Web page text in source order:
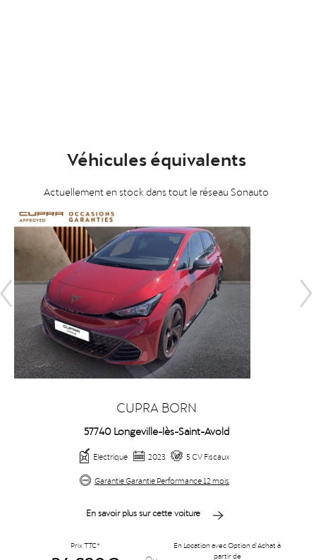
Véhicules équivalents
Actuellement en stock dans tout le réseau Sonauto
CUPRA BORN
57740 Longeville-lès-Saint-Avold
Electrique 2023
5 CV Fiscaux
Garantie Garantie Performance 12 mois
En savoir plus sur cette voiture
Prix TTC*
En Location avec Option d'Achat à
partir de